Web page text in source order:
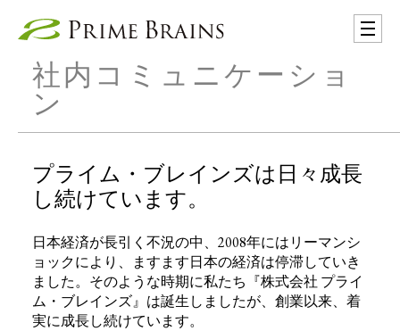
社内コミュニケーショ
ン
プライム・ブレインズは日々成長
し続けています。
日本経済が長引く不況の中、2008年にはリーマンシ
ョックにより、ますます日本の経済は停滞していき
ました。そのような時期に私たち『株式会社 プライ
ム・ブレインズ』は誕生しましたが、創業以来、着
実に成長し続けています。